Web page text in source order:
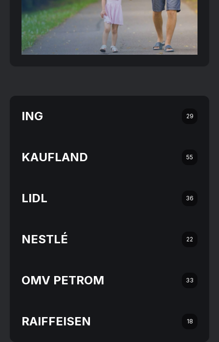
ING 29
KAUFLAND 55
LIDL 36
NESTLÉ 22
OMV PETROM 33
RAIFFEISEN 18